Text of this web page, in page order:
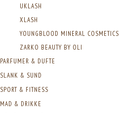
UKLASH
XLASH
YOUNGBLOOD MINERAL COSMETICS
ZARKO BEAUTY BY OLI
PARFUMER & DUFTE
SLANK & SUND
SPORT & FITNESS
MAD & DRIKKE